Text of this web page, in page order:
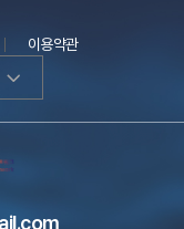
이용약관